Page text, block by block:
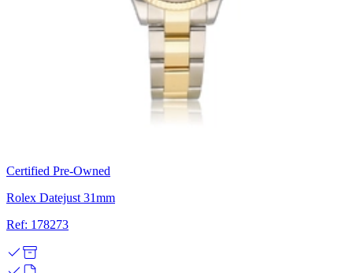
Certified Pre-Owned
Rolex Datejust 31mm
Ref: 178273